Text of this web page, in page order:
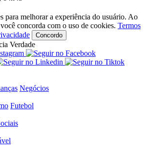
para melhorar a experiência do usuário. Ao
concorda com o uso de cookies. Termos
Concordo
Verdade
Negócios
Futebol